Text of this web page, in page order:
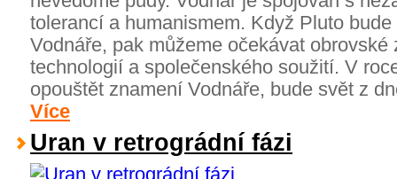
tolerancí a humanismem. Když Pluto
Vodnáře, pak můžeme očekávat obrovské
technologií a společenského soužití. V
opouštět znamení Vodnáře, bude svět z
Více
Uran v retrográdní fázi